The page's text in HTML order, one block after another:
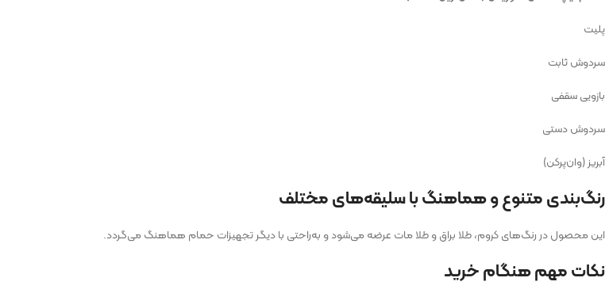
پلیت
سردوش ثابت
بازویی سقفی
سردوش دستی
آبریز (وان‌پرکن)
رنگ‌بندی متنوع و هماهنگ با سلیقه‌های مختلف
این محصول در رنگ‌های کروم، طلا براق و طلا مات عرضه می‌شود و به‌راحتی با دیگر تجهیزات حمام هماهنگ می‌گردد.
نکات مهم هنگام خرید